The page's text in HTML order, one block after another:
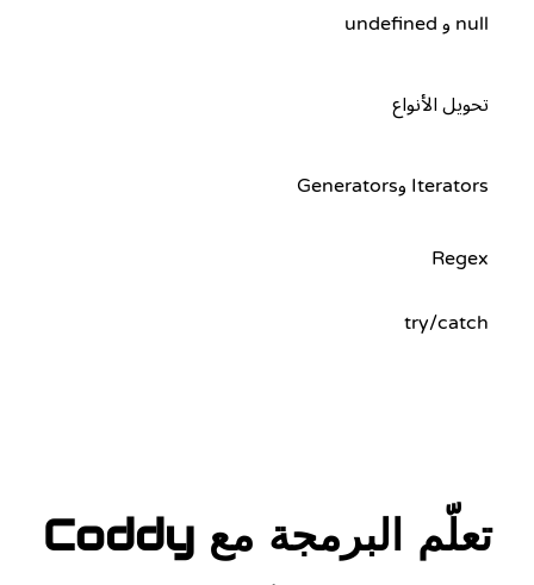
null و undefined
تحويل الأنواع
Iterators وGenerators
Regex
try/catch
تعلّم البرمجة مع Coddy